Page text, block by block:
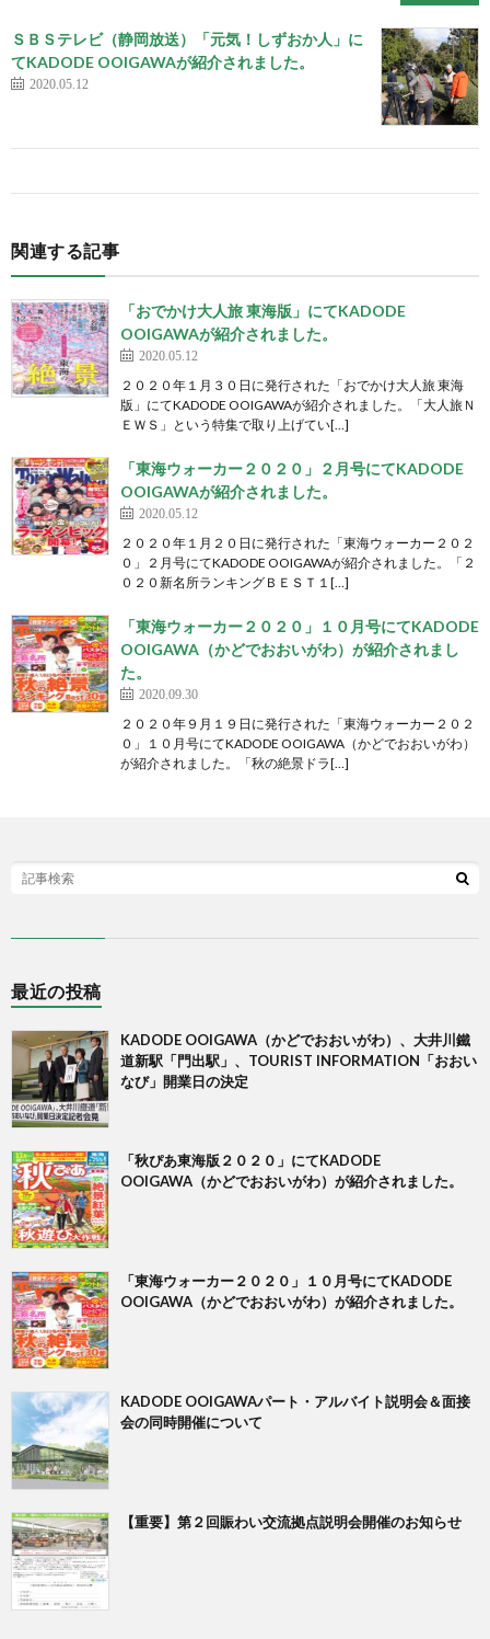
ＳＢＳテレビ（静岡放送）「元気！しずおか人」に
てKADODE OOIGAWAが紹介されました。
2020.05.12
関連する記事
「おでかけ大人旅 東海版」にてKADODE
OOIGAWAが紹介されました。
2020.05.12
２０２０年１月３０日に発行された「おでかけ大人旅 東海
版」にてKADODE OOIGAWAが紹介されました。「大人旅Ｎ
ＥＷＳ」という特集で取り上げてい[…]
「東海ウォーカー２０２０」２月号にてKADODE
OOIGAWAが紹介されました。
2020.05.12
２０２０年１月２０日に発行された「東海ウォーカー２０２
０」２月号にてKADODE OOIGAWAが紹介されました。「２
０２０新名所ランキングＢＥＳＴ１[…]
「東海ウォーカー２０２０」１０月号にてKADODE
OOIGAWA（かどでおおいがわ）が紹介されまし
た。
2020.09.30
２０２０年９月１９日に発行された「東海ウォーカー２０２
０」１０月号にてKADODE OOIGAWA（かどでおおいがわ）
が紹介されました。「秋の絶景ドラ[…]
最近の投稿
KADODE OOIGAWA（かどでおおいがわ）、大井川鐵
道新駅「門出駅」、TOURIST INFORMATION「おおい
なび」開業日の決定
「秋ぴあ東海版２０２０」にてKADODE
OOIGAWA（かどでおおいがわ）が紹介されました。
「東海ウォーカー２０２０」１０月号にてKADODE
OOIGAWA（かどでおおいがわ）が紹介されました。
KADODE OOIGAWAパート・アルバイト説明会＆面接
会の同時開催について
【重要】第２回賑わい交流拠点説明会開催のお知らせ